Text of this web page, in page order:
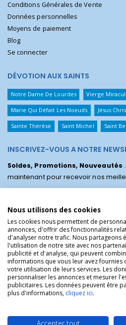
Conditions Générales de Vente
Données personnelles
Moyens de paiement
Blog
Se connecter
DÉVOTION AUX SAINTS
Notre Dame De Lourdes Vierge
Marie Qui Défait Les Noeuds Jésus
Sainte Thérèse Saint Michel Saint
INSCRIVEZ-VOUS A NOTRE
Soldes, Promotions, Nouveautés
maintenant pour recevoir nos
La Boutique des Chrétiens © | La boutique
référence !.
Nous utilisons des cookies
Les cookies nous permettent de
annonces, d'offrir des fonctionnalités
d'analyser notre trafic. Nous partageons
l'utilisation de notre site avec nos
publicité et d'analyse, qui peuvent
informations que vous leur avez fournies
votre utilisation de leurs services. Les
personnaliser les annonces et mesurer
publicitaires. Les données peuvent être
plus d'informations, cliquez ici.